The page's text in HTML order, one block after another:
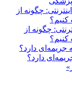
چگونه از
کنیم؟
دارد؟